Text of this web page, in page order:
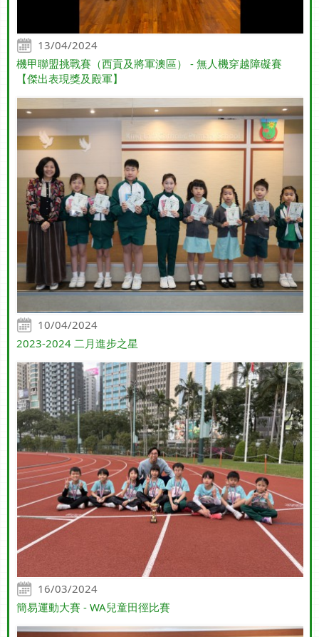
13/04/2024
機甲聯盟挑戰賽（西貢及將軍澳區） - 無人機穿越障礙賽
【傑出表現獎及殿軍】
10/04/2024
2023-2024 二月進步之星
16/03/2024
簡易運動大賽 - WA兒童田徑比賽